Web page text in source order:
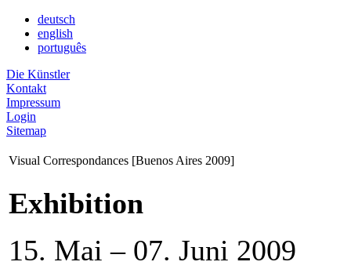
deutsch
english
português
Die Künstler
Kontakt
Impressum
Login
Sitemap
Visual Correspondances [Buenos Aires 2009]
Exhibition
15. Mai – 07. Juni 2009